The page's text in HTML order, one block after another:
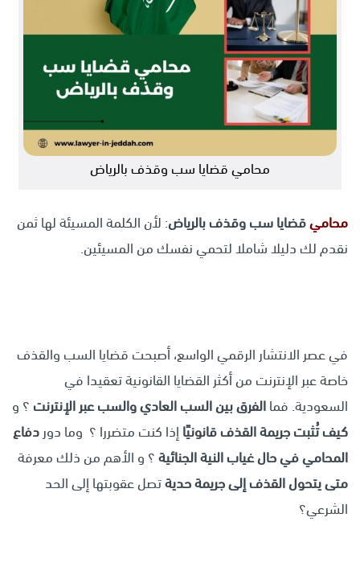
محامي قضايا سب وقذف بالرياض
محاميقضايا سب وقذف بالرياض: لأن الكلمة المسيئة لها ثمن
نقدم لك دليلا شاملا لتحمي نفسك من المسيئين.
في عصر الانتشار الرقمي الواسع، أصبحت قضايا السب والقذف
خاصة عبر الإنترنت من أكثر القضايا القانونية تعقيدا في
السعودية. فماالفرق بين السب العادي والسب عبر الإنترنت ؟ و
كيف تُثبت جريمة القذف قانونيًاإذا كنت متضررا ؟ وما دوردفاع
المحامي في حال غياب النية الجنائية؟ و الأهم من ذلك معرفة
متى يتحول القذف إلى جريمة حديةتصل عقوبتها إلى الحد
الشرعي؟